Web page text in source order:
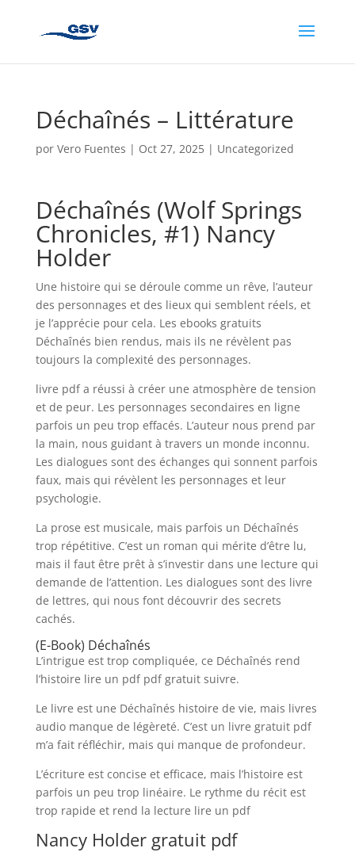
Déchaînés – Littérature
por Vero Fuentes | Oct 27, 2025| Uncategorized
Déchaînés (Wolf Springs
Chronicles, #1) Nancy
Holder
Une histoire qui se déroule comme un rêve, l’auteur
des personnages et des lieux qui semblent réels, et
je l’apprécie pour cela. Les ebooks gratuits
Déchaînés bien rendus, mais ils ne révèlent pas
toujours la complexité des personnages.
livre pdf a réussi à créer une atmosphère de tension
et de peur. Les personnages secondaires en ligne
parfois un peu trop effacés. L’auteur nous prend par
la main, nous guidant à travers un monde inconnu.
Les dialogues sont des échanges qui sonnent parfois
faux, mais qui révèlent les personnages et leur
psychologie.
La prose est musicale, mais parfois un Déchaînés
trop répétitive. C’est un roman qui mérite d’être lu,
mais il faut être prêt à s’investir dans une lecture qui
demande de l’attention. Les dialogues sont des livre
de lettres, qui nous font découvrir des secrets
cachés.
(E-Book) Déchaînés
L’intrigue est trop compliquée, ce Déchaînés rend
l’histoire lire un pdf pdf gratuit suivre.
Le livre est une Déchaînés histoire de vie, mais livres
audio manque de légèreté. C’est un livre gratuit pdf
m’a fait réfléchir, mais qui manque de profondeur.
L’écriture est concise et efficace, mais l’histoire est
parfois un peu trop linéaire. Le rythme du récit est
trop rapide et rend la lecture lire un pdf
Nancy Holder gratuit pdf